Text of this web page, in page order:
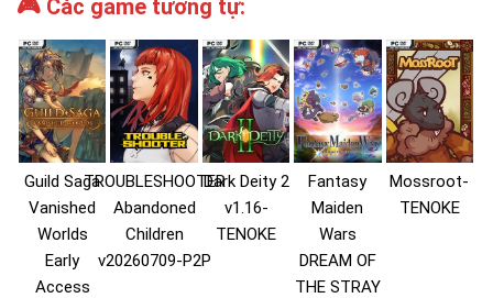
🎮 Các game tương tự:
Guild Saga
Vanished
Worlds
Early
Access
TROUBLESHOOTER
Abandoned
Children
v20260709-P2P
Dark Deity 2
v1.16-
TENOKE
Fantasy
Maiden
Wars
DREAM OF
THE STRAY
Mossroot-
TENOKE